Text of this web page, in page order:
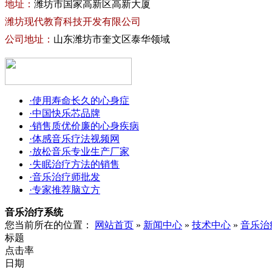
地址： 潍坊市国家高新区高新大厦
潍坊现代教育科技开发有限公司
公司地址： 山东潍坊市奎文区泰华领域
·使用寿命长久的心身症
·中国快乐芯品牌
·销售质优价廉的心身疾病
·体感音乐疗法视频网
·放松音乐专业生产厂家
·失眠治疗方法的销售
·音乐治疗师批发
·专家推荐脑立方
音乐治疗系统
您当前所在的位置：
网站首页 » 新闻中心 » 技术中心 » 音乐治
标题
点击率
日期